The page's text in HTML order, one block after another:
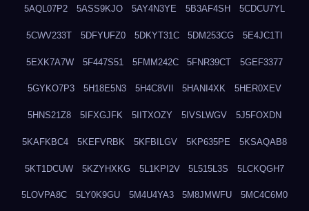
5AQL07P2 5ASS9KJO 5AY4N3YE 5B3AF4SH 5CDCU7YL
5CWV233T 5DFYUFZ0 5DKYT31C 5DM253CG 5E4JC1TI
5EXK7A7W 5F447S51 5FMM242C 5FNR39CT 5GEF3377
5GYKO7P3 5H18E5N3 5H4C8VII 5HANI4XK 5HER0XEV
5HNS21Z8 5IFXGJFK 5IITXOZY 5IVSLWGV 5J5FOXDN
5KAFKBC4 5KEFVRBK 5KFBILGV 5KP635PE 5KSAQAB8
5KT1DCUW 5KZYHXKG 5L1KPI2V 5L515L3S 5LCKQGH7
5LOVPA8C 5LY0K9GU 5M4U4YA3 5M8JMWFU 5MC4C6M0